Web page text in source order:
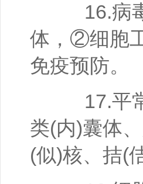
16.病毒
体，②细胞
免疫预防。
17.平常
类(内)囊体
(似)核、拮(